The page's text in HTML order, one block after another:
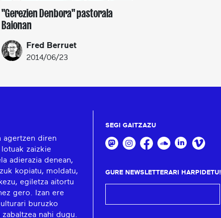
"Gerezien Denbora" pastorala
Baionan
Fred Berruet
2014/06/23
agertzen diren
zaizkie
adierazia denean,
kopiatu, moldatu,
egiletza aitortu
gero. Izan ere
buruzko
nahi dugu.
SEGI GAITZAZU
GURE NEWSLETTERARI HARPIDETU!